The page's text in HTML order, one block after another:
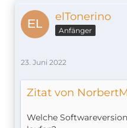
elTonerino
Anfänger
23. Juni 2022
Zitat von
Welche